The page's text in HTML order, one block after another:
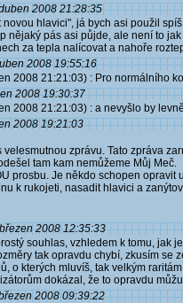
2008 21:28:35
novou hlavici", já bych asi použil
nějaký pás asi půjde, ale není to
za tepla nalícovat a nahoře
2008 19:55:16
2008 21:21:03) : Pro normálního
2008 19:30:37
2008 21:21:03) : a nevyšlo by
2008 19:21:03
velesmutnou zprávu. Tato zpráva
tam kam nemůžeme Můj Meč.
prosbu. Je někdo schopen
k rukojeti, nasadit hlavici a
2008 12:35:33
souhlas, vzhledem k tomu, jak
tak opravdu chybí, zkusím
o kterých mluvíš, tak velkým
dokázal, že to opravdu
2008 09:39:22